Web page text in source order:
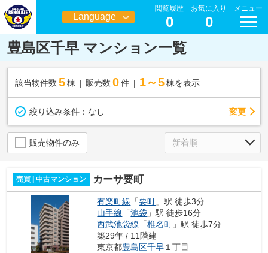
Language
日本語
閲覧履歴
0
お気に入り
0
メニュー
豊島区千早 マンション一覧
該当物件数 5棟 販売数 0 件 1～5 棟を表示
絞り込み条件： なし 変更
販売物件のみ
売買 | 中古マンション カーサ要町
有楽町線 「要町 」駅 徒歩3分
山手線 「池袋 」駅 徒歩16分
西武池袋線 「椎名町 」駅 徒歩7分
築29年 / 11階建
東京都豊島区千早 １丁目